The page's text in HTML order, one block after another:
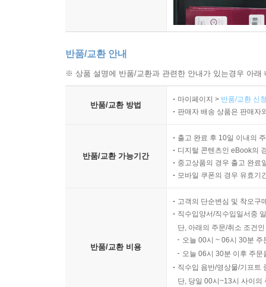
반품/교환 안내
※ 상품 설명에 반품/교환과 관련한 안내가 있는경우 아
반품/교환 방법
마이페이지 > 반품/교환 신
판매자 배송 상품은 판매자
반품/교환 가능기간
출고 완료 후 10일 이내의
디지털 콘텐츠인 eBook의
중고상품의 경우 출고 완료
모바일 쿠폰의 경우 유효기
반품/교환 비용
고객의 단순변심 및 착오구
직수입양서/직수입일서중
단, 아래의 주문/취소 조건
오늘 00시 ~ 06시 30분
오늘 06시 30분 이후 주
직수입 음반/영상물/기프트
단, 당일 00시~13시 사이의